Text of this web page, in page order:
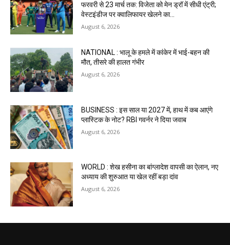
फरवरी से 23 मार्च तक: विजेता को मेन ड्रॉ में सीधी एंट्री;
वेस्टइंडीज पर क्वालिफायर खेलने का...
August 6, 2026
NATIONAL : भालू के हमले में कांकेर में भाई-बहन की
मौत, तीसरे की हालत गंभीर
August 6, 2026
BUSINESS : इस साल या 2027 में, हाथ में कब आएंगे
प्लास्टिक के नोट? RBI गवर्नर ने दिया जवाब
August 6, 2026
WORLD : शेख हसीना का बांग्लादेश वापसी का ऐलान, नए
अध्याय की शुरुआत या खेल रहीं बड़ा दांव
August 6, 2026